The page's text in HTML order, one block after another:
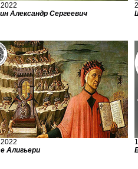
Александр Сергеевич
Алигьери